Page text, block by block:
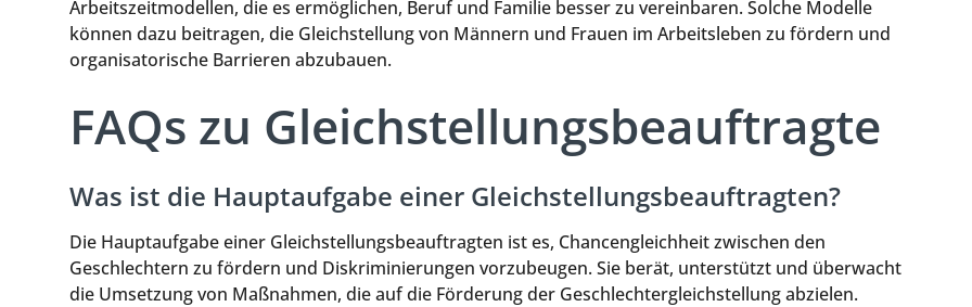
Arbeitszeitmodellen, die es ermöglichen, Beruf und Familie besser zu vereinbaren. Solche Modelle
können dazu beitragen, die Gleichstellung von Männern und Frauen im Arbeitsleben zu fördern und
organisatorische Barrieren abzubauen.
FAQs zu Gleichstellungsbeauftragte
Was ist die Hauptaufgabe einer Gleichstellungsbeauftragten?
Die Hauptaufgabe einer Gleichstellungsbeauftragten ist es, Chancengleichheit zwischen den
Geschlechtern zu fördern und Diskriminierungen vorzubeugen. Sie berät, unterstützt und überwacht
die Umsetzung von Maßnahmen, die auf die Förderung der Geschlechtergleichstellung abzielen.